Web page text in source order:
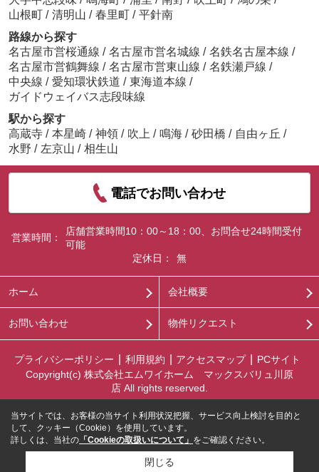
山根町 / 清明山 / 春里町 / 平針南
路線から探す
名古屋市営桜通線 / 名古屋市営名城線 / 名鉄名古屋本線 /
名古屋市営鶴舞線 / 名古屋市営東山線 / 名鉄瀬戸線 /
中央線 / 愛知環状鉄道 / 東海道本線 /
ガイドウェイバス志段味線
駅から探す
高蔵寺 / 本星崎 / 神領 / 吹上 / 鳴海 / 砂田橋 / 自由ヶ丘 /
水野 / 左京山 / 相生山
電話でお問い合わせ
営業時間：
店舗営業時間10：00～18：00、お問合せ24時間受付
可能
定休日：
無
ホーム 会社概要
お問い合わせ 物件リクエスト
プライバシーポリシー 利用規約 アクセスマップ
PCサイト
Copyright(c) 株式会社エムワイホーム マックスバリュ川原
店 All rights reserved.
当サイトでは、お客様の当サイト利用状況把握、サービス向上検討を目的と
して、クッキー（Cookie）を使用しています。
詳しくは、当社の 「Cookieの取扱いについて」 をご確認ください。
閉じる